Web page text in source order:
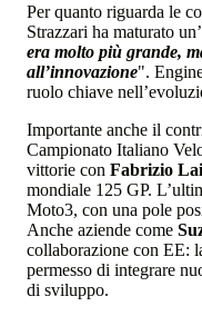
Per quanto riguarda le
Strazzari ha maturato
era molto più grande,
all’innovazione".
ruolo chiave
Importante anche il
Campionato Italiano
vittorie con Fabrizio Lai
mondiale 125 GP.
Moto3, con una pole
Anche aziende come
collaborazione con EE:
permesso di integrare
di sviluppo.